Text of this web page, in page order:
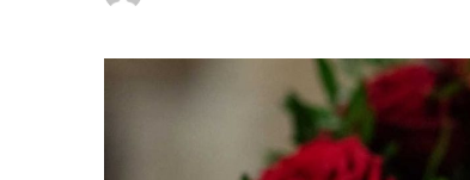
I
E
2
3